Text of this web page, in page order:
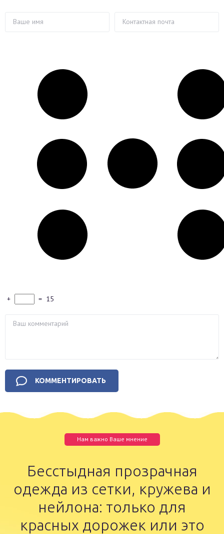
+ = 15
Нам важно Ваше мнение
Бесстыдная прозрачная
одежда из сетки, кружева и
нейлона: только для
красных дорожек или это